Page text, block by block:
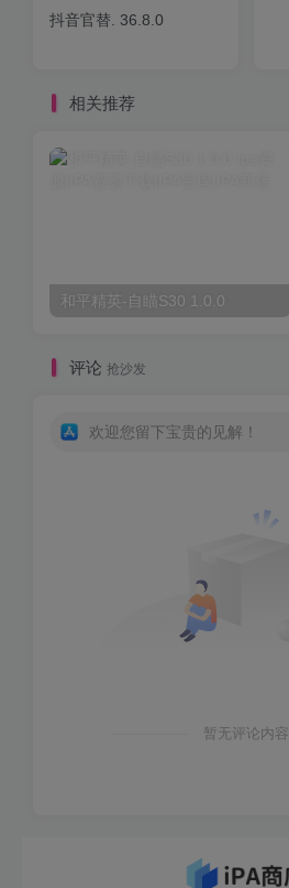
抖音官替. 36.8.0
相关推荐
和平精英-自瞄S30 1.0.0
评论 抢沙发
欢迎您留下宝贵的见解！
暂无评论内容